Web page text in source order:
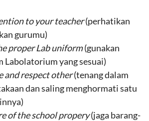
to your teacher(perhatikan
gurumu)
proper Lab uniform(gunakan
Labolatorium yang sesuai)
and respect other(tenang dalam
dan saling menghormati satu
of the school propery(jaga barang-